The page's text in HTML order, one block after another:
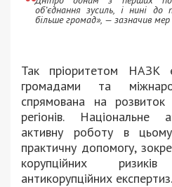
обʼєднання зусиль, і нині до
більше громад», — зазначив
Так пріоритетом
громадами та
спрямована на розвиток
регіонів. Національне
активну роботу в
практичну допомогу,
корупційних
антикорупційних експертиз.